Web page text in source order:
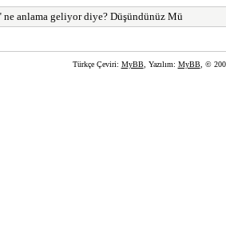
anlama geliyor diye? Düşündünüz Mü
Türkçe Çeviri: MyBB, Yazılım: MyBB, ©